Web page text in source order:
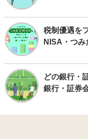
税制優遇を
NISA・つ
どの銀行・
銀行・証券